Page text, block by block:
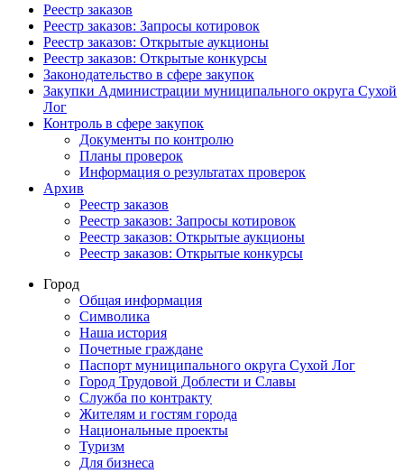
Реестр заказов
Реестр заказов: Запросы котировок
Реестр заказов: Открытые аукционы
Реестр заказов: Открытые конкурсы
Законодательство в сфере закупок
Закупки Администрации муниципального округа Сухой
Лог
Контроль в сфере закупок
Документы по контролю
Планы проверок
Информация о результатах проверок
Архив
Реестр заказов
Реестр заказов: Запросы котировок
Реестр заказов: Открытые аукционы
Реестр заказов: Открытые конкурсы
Город
Общая информация
Символика
Наша история
Почетные граждане
Паспорт муниципального округа Сухой Лог
Город Трудовой Доблести и Славы
Служба по контракту
Жителям и гостям города
Национальные проекты
Туризм
Для бизнеса